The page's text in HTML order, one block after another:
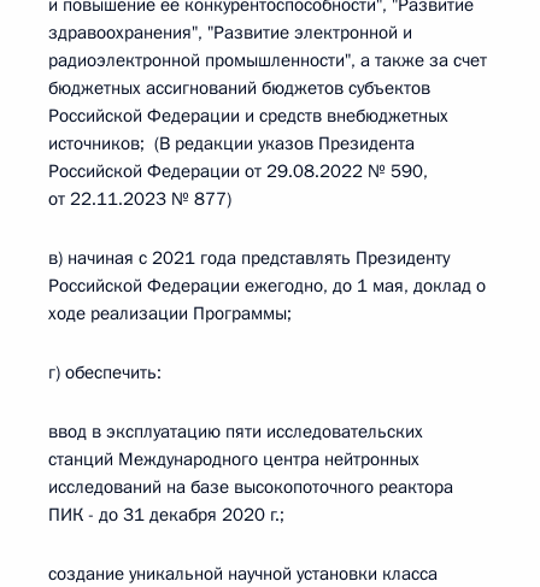
и повышение ее конкурентоспособности", "Развитие
здравоохранения", "Развитие электронной и
радиоэлектронной промышленности", а также за счет
бюджетных ассигнований бюджетов субъектов
Российской Федерации и средств внебюджетных
источников; (В редакции указов Президента
Российской Федерации от 29.08.2022 № 590,
от 22.11.2023 № 877)
в) начиная с 2021 года представлять Президенту
Российской Федерации ежегодно, до 1 мая, доклад о
ходе реализации Программы;
г) обеспечить:
ввод в эксплуатацию пяти исследовательских
станций Международного центра нейтронных
исследований на базе высокопоточного реактора
ПИК - до 31 декабря 2020 г.;
создание уникальной научной установки класса